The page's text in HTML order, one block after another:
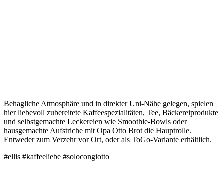
Behagliche Atmosphäre und in direkter Uni-Nähe gelegen, spielen
hier liebevoll zubereitete Kaffeespezialitäten, Tee, Bäckereiprodukte
und selbstgemachte Leckereien wie Smoothie-Bowls oder
hausgemachte Aufstriche mit Opa Otto Brot die Hauptrolle.
Entweder zum Verzehr vor Ort, oder als ToGo-Variante erhältlich.
#ellis #kaffeeliebe #solocongiotto